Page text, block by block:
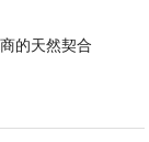
的天然契合